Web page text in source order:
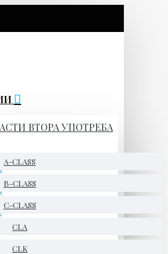
ВТОРА УПОТРЕБА
A-CLASS
B-CLASS
C-CLASS
CLA
CLK